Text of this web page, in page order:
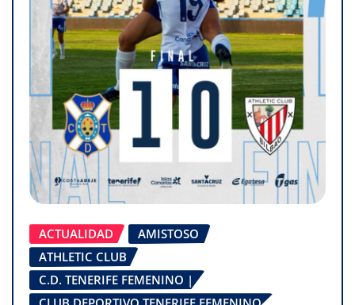
ACTUALIDAD
AMISTOSO
ATHLETIC CLUB
C.D. TENERIFE FEMENINO |